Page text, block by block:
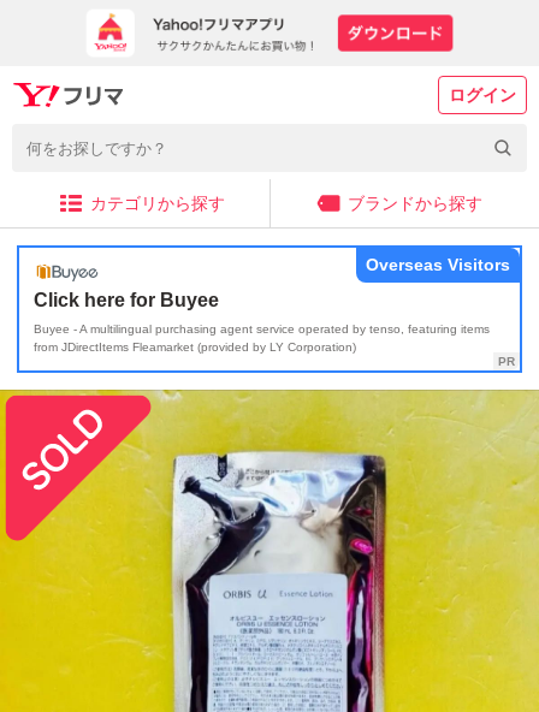
ログイン
カテゴリから探す ブランドから探す
Click here for Buyee
Buyee - A multilingual purchasing agent service operated by tenso, featuring items
from JDirectItems Fleamarket (provided by LY Corporation)
Overseas Visitors